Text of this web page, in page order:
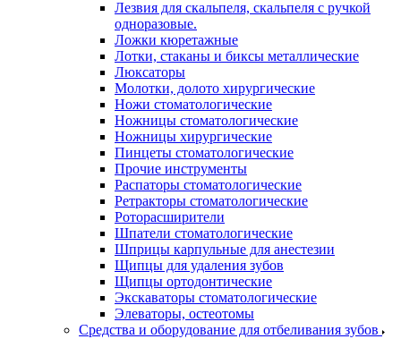
Лезвия для скальпеля, скальпеля с ручкой
одноразовые.
Ложки кюретажные
Лотки, стаканы и биксы металлические
Люксаторы
Молотки, долото хирургические
Ножи стоматологические
Ножницы стоматологические
Ножницы хирургические
Пинцеты стоматологические
Прочие инструменты
Распаторы стоматологические
Ретракторы стоматологические
Роторасширители
Шпатели стоматологические
Шприцы карпульные для анестезии
Щипцы для удаления зубов
Щипцы ортодонтические
Экскаваторы стоматологические
Элеваторы, остеотомы
Средства и оборудование для отбеливания зубов